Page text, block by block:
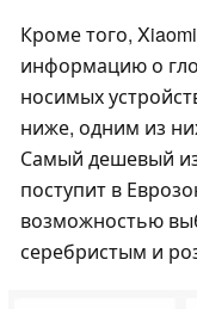
Кроме того,
информацию о
носимых
ниже, одним из
Самый дешевый
поступит в
возможностью
серебристым и